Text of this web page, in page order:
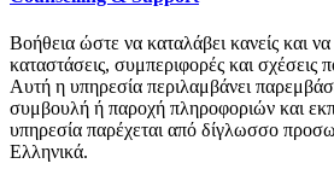
Βοήθεια ώστε να καταλάβει κανείς και να
καταστάσεις, συμπεριφορές και σχέσεις
Αυτή η υπηρεσία περιλαμβάνει
συμβουλή ή παροχή πληροφοριών και
υπηρεσία παρέχεται από δίγλωσσο
Ελληνικά.